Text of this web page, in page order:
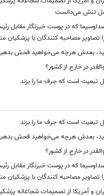
تنش می‌دانست
که در پوست خبرنگار مقابل
مصاحبه کنندگان با پزشکیان
بعدش هرچه می‌خواهید فحش
در خارج از کشور؟
تبعیت است که جرف ما را بزند
تبعیت است که جرف ما را بزند
بعدش هرچه می‌خواهید فحش
در خارج از کشور؟
که در پوست خبرنگار مقابل
مصاحبه کنندگان با پزشکیان
و آمریکا از تصمیمات شجاعانه